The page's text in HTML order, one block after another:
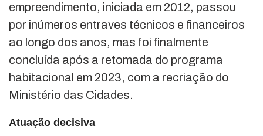
empreendimento, iniciada em 2012, passou
por inúmeros entraves técnicos e financeiros
ao longo dos anos, mas foi finalmente
concluída após a retomada do programa
habitacional em 2023, com a recriação do
Ministério das Cidades.
Atuação decisiva